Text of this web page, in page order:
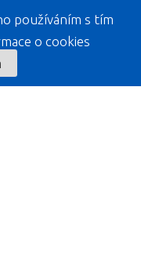
používáním s tím
o cookies